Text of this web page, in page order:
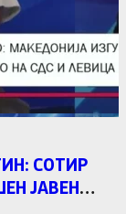
СОТИР
ЈАВЕН